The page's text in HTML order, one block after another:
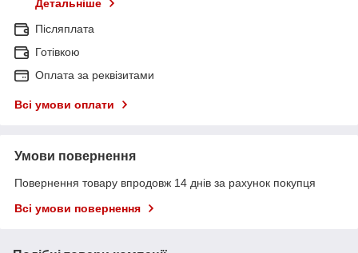
Детальніше
Післяплата
Готівкою
Оплата за реквізитами
Всі умови оплати
Умови повернення
Повернення товару впродовж 14 днів за рахунок покупця
Всі умови повернення